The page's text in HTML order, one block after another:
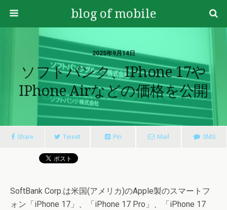
blog of mobile
2025年9月14日
ソフトバンク、iPhone 17や
IPhone Airなどの価格を公開
Share Tweet Pin Mail SMS
SoftBank Corp.は米国(アメリカ)のApple製のスマートフ
ォン「iPhone 17」、「iPhone 17 Pro」、「iPhone 17